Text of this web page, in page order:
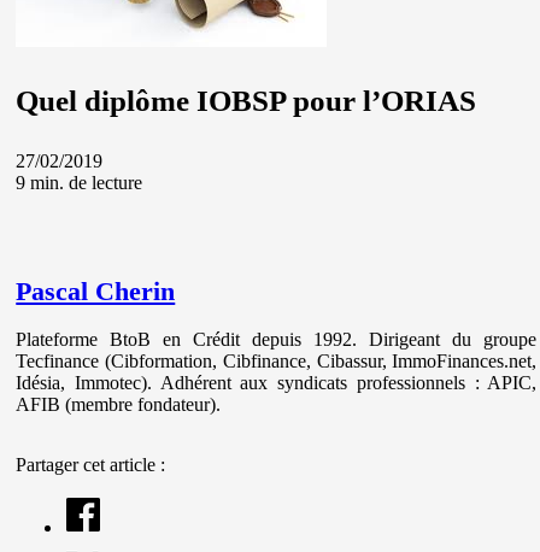
Quel diplôme IOBSP pour l’ORIAS
27/02/2019
9 min. de lecture
Pascal Cherin
Plateforme BtoB en Crédit depuis 1992. Dirigeant du groupe
Tecfinance (Cibformation, Cibfinance, Cibassur, ImmoFinances.net,
Idésia, Immotec). Adhérent aux syndicats professionnels : APIC,
AFIB (membre fondateur).
Partager cet article :